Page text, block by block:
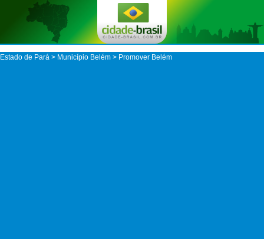
Estado de Pará > Município Belém > Promover Belém